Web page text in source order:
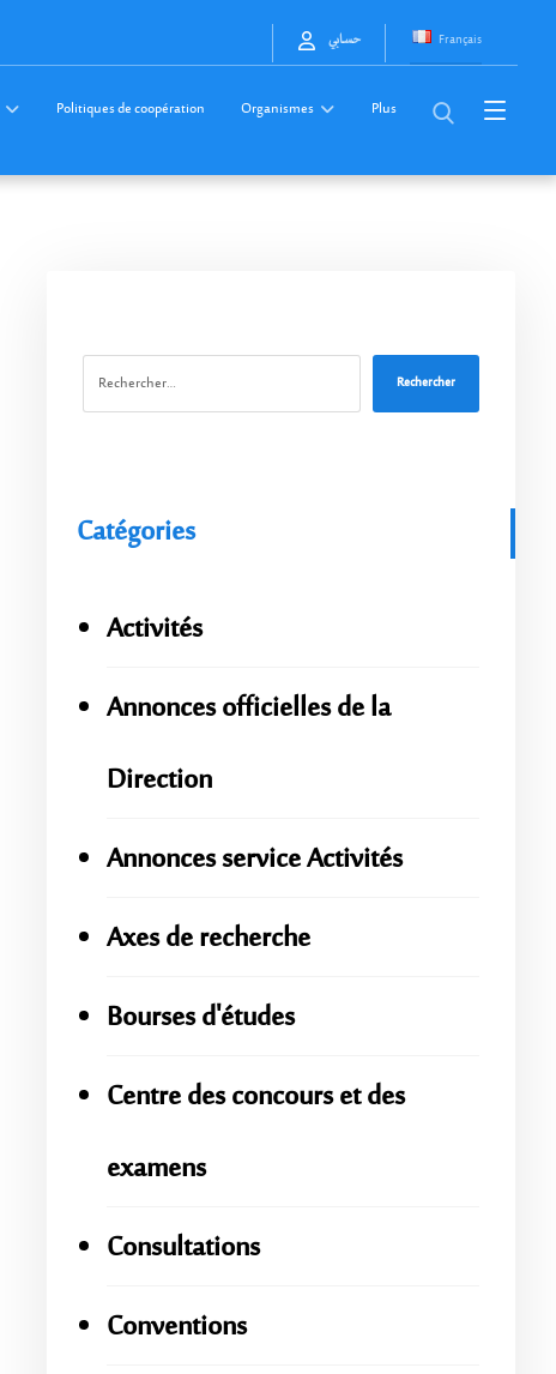
Français حسابي
Politiques de coopération Organismes Plus
Rechercher
Catégories
Activités
Annonces officielles de la
Direction
Annonces service Activités
Axes de recherche
Bourses d'études
Centre des concours et des
examens
Consultations
Conventions